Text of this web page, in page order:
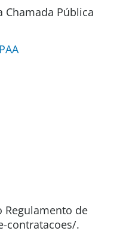
Chamada Pública
Regulamento de
contratacoes/.